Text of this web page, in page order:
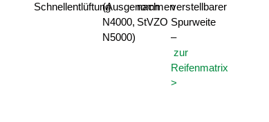
Schnellentlüftung(Ausgenommen
N4000,
N5000)
nach
StVZO
verstellbarer
Spurweite
–
zur
Reifenmatrix
>